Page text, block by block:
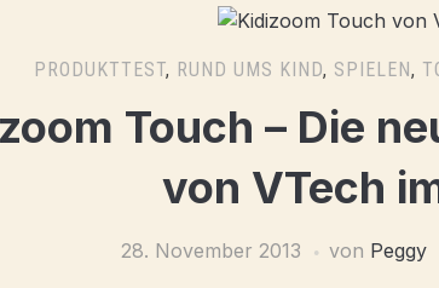
PRODUKTTEST, RUND UMS KIND, SPIELEN,
Touch – Die
von VTech
28. November 2013 von Peggy